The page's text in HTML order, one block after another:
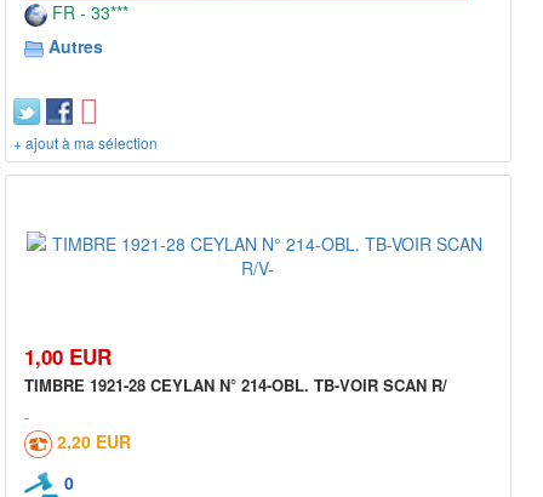
FR - 33***
Autres
+ ajout à ma sélection
1,00 EUR
TIMBRE 1921-28 CEYLAN N° 214-OBL. TB-VOIR SCAN R/
2,20 EUR
0